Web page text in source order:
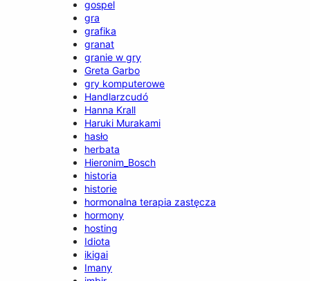
gospel
gra
grafika
granat
granie w gry
Greta Garbo
gry komputerowe
Handlarzcudó
Hanna Krall
Haruki Murakami
hasło
herbata
Hieronim_Bosch
historia
historie
hormonalna terapia zastęcza
hormony
hosting
Idiota
ikigai
Imany